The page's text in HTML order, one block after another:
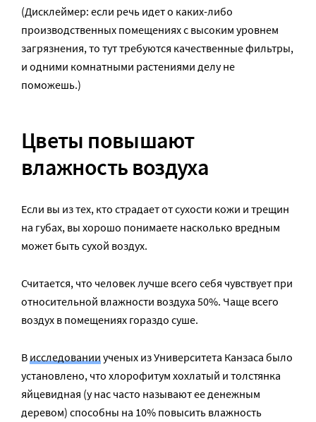
(Дисклеймер: если речь идет о каких-либо
производственных помещениях с высоким уровнем
загрязнения, то тут требуются качественные фильтры,
и одними комнатными растениями делу не
поможешь.)
Цветы повышают
влажность воздуха
Если вы из тех, кто страдает от сухости кожи и трещин
на губах, вы хорошо понимаете насколько вредным
может быть сухой воздух.
Считается, что человек лучше всего себя чувствует при
относительной влажности воздуха 50%. Чаще всего
воздух в помещениях гораздо суше.
В исследовании ученых из Университета Канзаса было
установлено, что хлорофитум хохлатый и толстянка
яйцевидная (у нас часто называют ее денежным
деревом) способны на 10% повысить влажность